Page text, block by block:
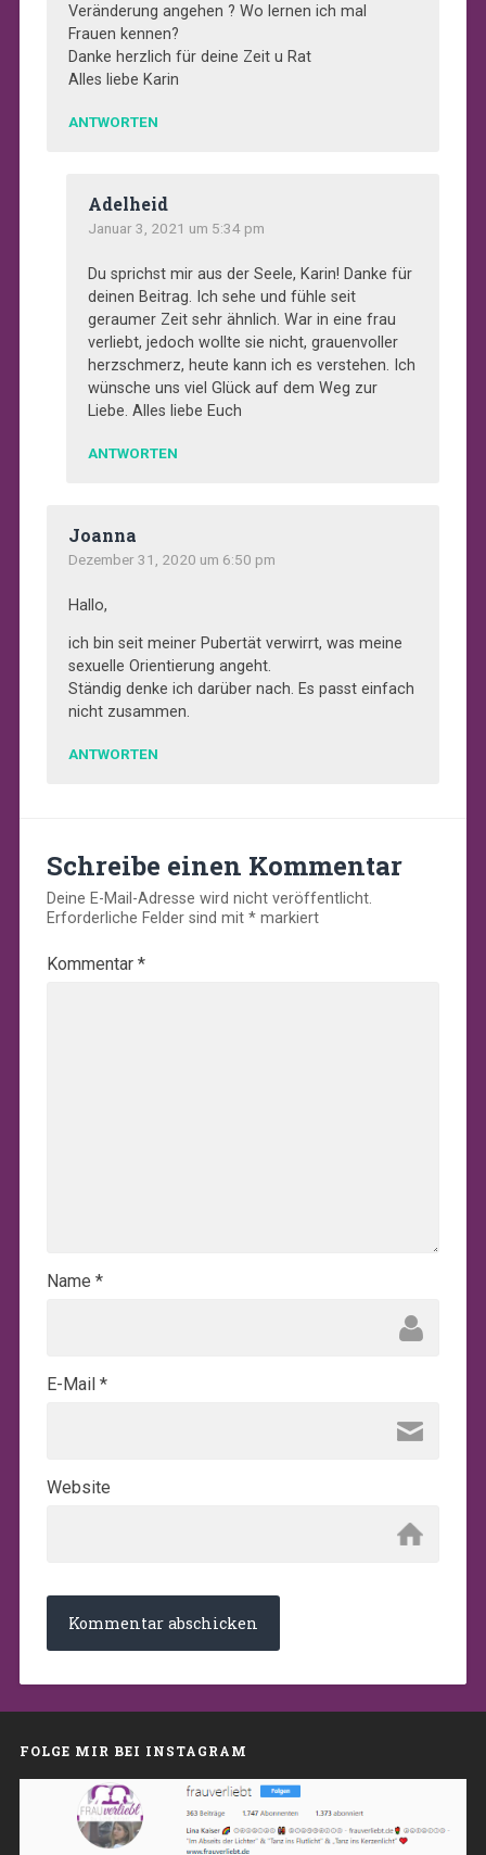
Veränderung angehen ? Wo lernen ich mal
Frauen kennen?
Danke herzlich für deine Zeit u Rat
Alles liebe Karin
ANTWORTEN
Adelheid
Januar 3, 2021 um 5:34 pm
Du sprichst mir aus der Seele, Karin! Danke für
deinen Beitrag. Ich sehe und fühle seit
geraumer Zeit sehr ähnlich. War in eine frau
verliebt, jedoch wollte sie nicht, grauenvoller
herzschmerz, heute kann ich es verstehen. Ich
wünsche uns viel Glück auf dem Weg zur
Liebe. Alles liebe Euch
ANTWORTEN
Joanna
Dezember 31, 2020 um 6:50 pm
Hallo,
ich bin seit meiner Pubertät verwirrt, was meine
sexuelle Orientierung angeht.
Ständig denke ich darüber nach. Es passt einfach
nicht zusammen.
ANTWORTEN
Schreibe einen Kommentar
Deine E-Mail-Adresse wird nicht veröffentlicht.
Erforderliche Felder sind mit *markiert
Kommentar *
Name *
E-Mail *
Website
FOLGE MIR BEI INSTAGRAM